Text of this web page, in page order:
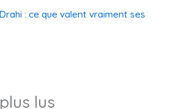
: ce que valent vraiment ses
lus